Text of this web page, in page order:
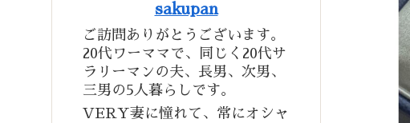
sakupan
ご訪問ありがとうございます。
20代ワーママで、同じく20代サ
ラリーマンの夫、長男、次男、
三男の5人暮らしです。
VERY妻に憧れて、常にオシャ